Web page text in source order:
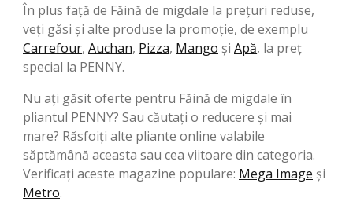
În plus față de Făină de migdale la prețuri reduse,
veți găsi și alte produse la promoție, de exemplu
Carrefour, Auchan, Pizza, Mango şi Apă, la preț
special la PENNY.
Nu ați găsit oferte pentru Făină de migdale în
pliantul PENNY? Sau căutați o reducere și mai
mare? Răsfoiți alte pliante online valabile
săptămână aceasta sau cea viitoare din categoria.
Verificați aceste magazine populare: Mega Image şi
Metro.